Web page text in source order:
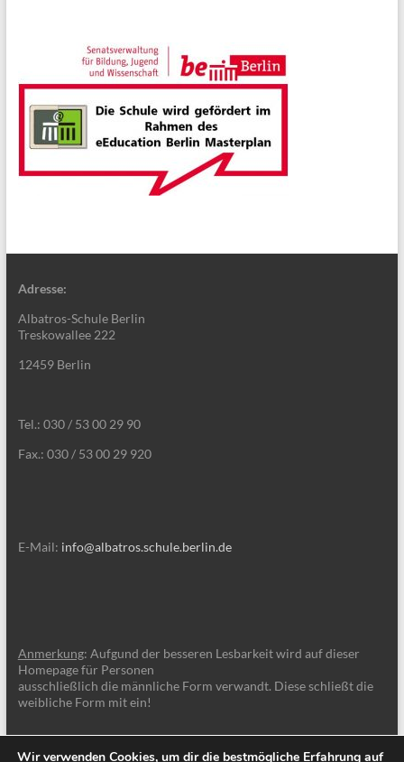
Adresse:
Albatros-Schule Berlin
Treskowallee 222
12459 Berlin
Tel.: 030 / 53 00 29 90
Fax.: 030 / 53 00 29 920
E-Mail: info@albatros.schule.berlin.de
Anmerkung: Aufgund der besseren Lesbarkeit wird auf dieser
Homepage für Personen
ausschließlich die männliche Form verwandt. Diese schließt die
weibliche Form mit ein!
Wir verwenden Cookies, um dir die bestmögliche Erfahrung auf